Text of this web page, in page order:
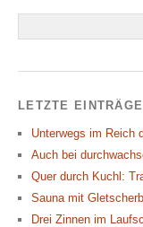
LETZTE EINTRÄGE
Unterwegs im Reich
Auch bei
Quer durch Kuchl:
Sauna mit
Drei Zinnen im